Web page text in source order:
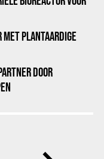
MET PLANTAARDIGE
DOOR